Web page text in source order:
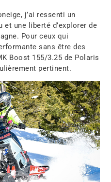
j’ai ressenti un
une liberté d’explorer de
Pour ceux qui
sans être des
Boost 155/3.25 de Polaris
pertinent.